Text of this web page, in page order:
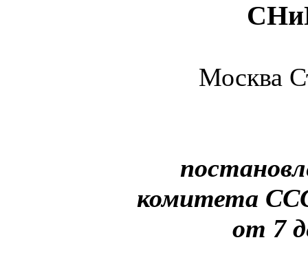
Москва
комитета
от 7